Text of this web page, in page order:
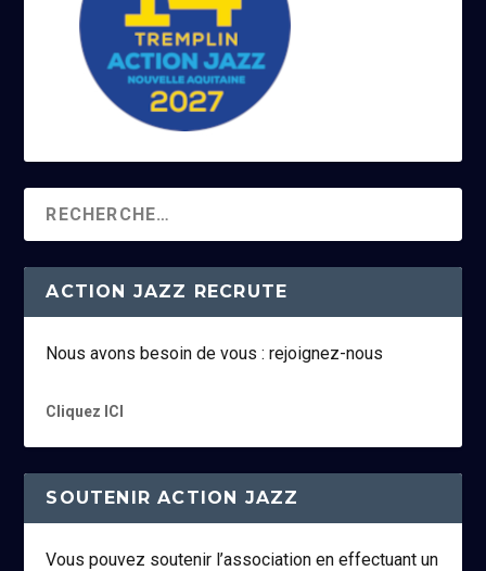
ACTION JAZZ RECRUTE
Nous avons besoin de vous : rejoignez-nous
Cliquez ICI
SOUTENIR ACTION JAZZ
Vous pouvez soutenir l’association en effectuant un